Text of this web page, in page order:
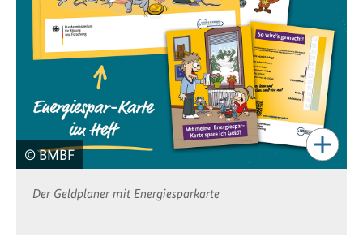
© BMBF
Der Geldplaner mit Energiesparkarte